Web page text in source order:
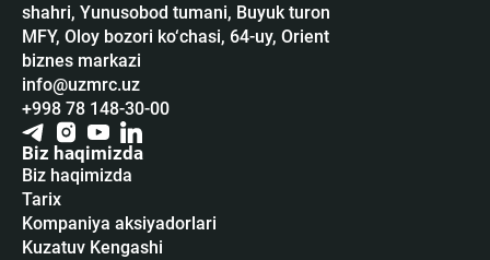
shahri, Yunusobod tumani, Buyuk turon
MFY, Oloy bozori ko‘chasi, 64-uy, Orient
biznes markazi
info@uzmrc.uz
+998 78 148-30-00
Biz haqimizda
Biz haqimizda
Tarix
Kompaniya aksiyadorlari
Kuzatuv Kengashi